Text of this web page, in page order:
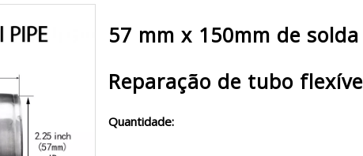
57 mm x 150mm de
Reparação de tubo
Quantidade: